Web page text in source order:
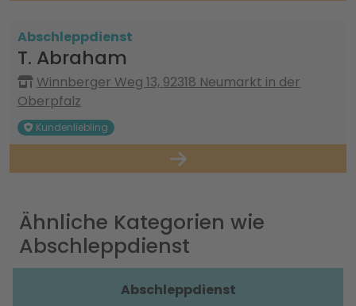
Abschleppdienst
T. Abraham
Winnberger Weg 13, 92318 Neumarkt in der
Oberpfalz
Kundenliebling
Ähnliche Kategorien wie
Abschleppdienst
Abschleppdienst